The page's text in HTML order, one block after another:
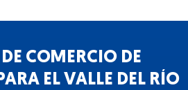
COMERCIO DE
EL VALLE DEL RÍO